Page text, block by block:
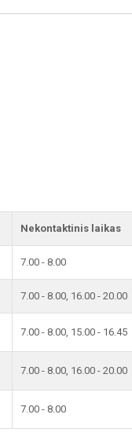
Nekontaktinis laikas
7.00 - 8.00
7.00 - 8.00, 16.00 - 20.00
7.00 - 8.00, 15.00 - 16.45
7.00 - 8.00, 16.00 - 20.00
7.00 - 8.00